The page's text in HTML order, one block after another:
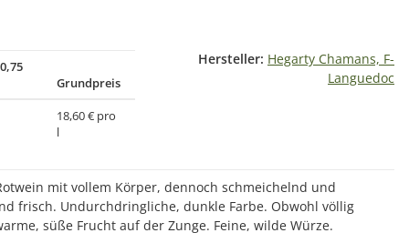
Grundpreis
18,60 € pro
l
Hersteller: Hegarty Chamans, F-
Languedoc
mit vollem Körper, dennoch schmeichelnd und
frisch. Undurchdringliche, dunkle Farbe. Obwohl völlig
süße Frucht auf der Zunge. Feine, wilde Würze.